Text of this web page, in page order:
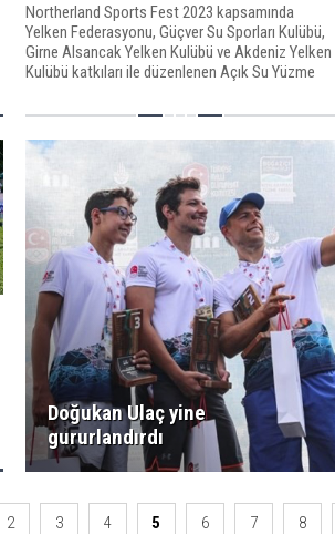
Northerland Sports Fest 2023 kapsamında
Yelken Federasyonu, Güçver Su Sporları Kulübü,
Girne Alsancak Yelken Kulübü ve Akdeniz Yelken
Kulübü katkıları ile düzenlenen Açık Su Yüzme
Doğukan Ulaç yine
gururlandırdı
2 3 4 5 6 7 8